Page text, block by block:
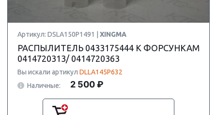
Артикул: DSLA150P1491 | XINGMA
РАСПЫЛИТЕЛЬ 0433175444 К ФОРСУНКАМ
0414720313/ 0414720363
Вы искали артикул DLLA145P632
Наличные:
2 500 ₽